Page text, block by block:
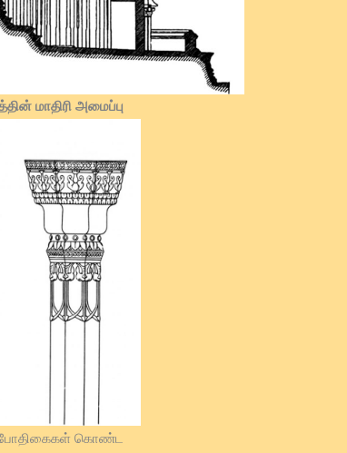
மாதிரி அமைப்பு
போதிகைகள் கொண்ட